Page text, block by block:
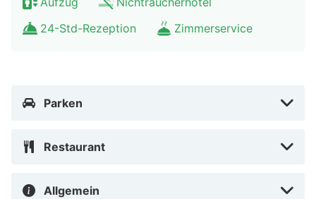
Der bevorzugte Flughafen für Ambassador Parkhotel
ist Flughafen Franz Josef Strauß Intl. (MUC) – 46,2 km
17,1 km von Allianz Arena entfernt.
In München (Sendling)
24-Std-Rezeption
Zimmerservice
Parken
Restaurant
Allgemein